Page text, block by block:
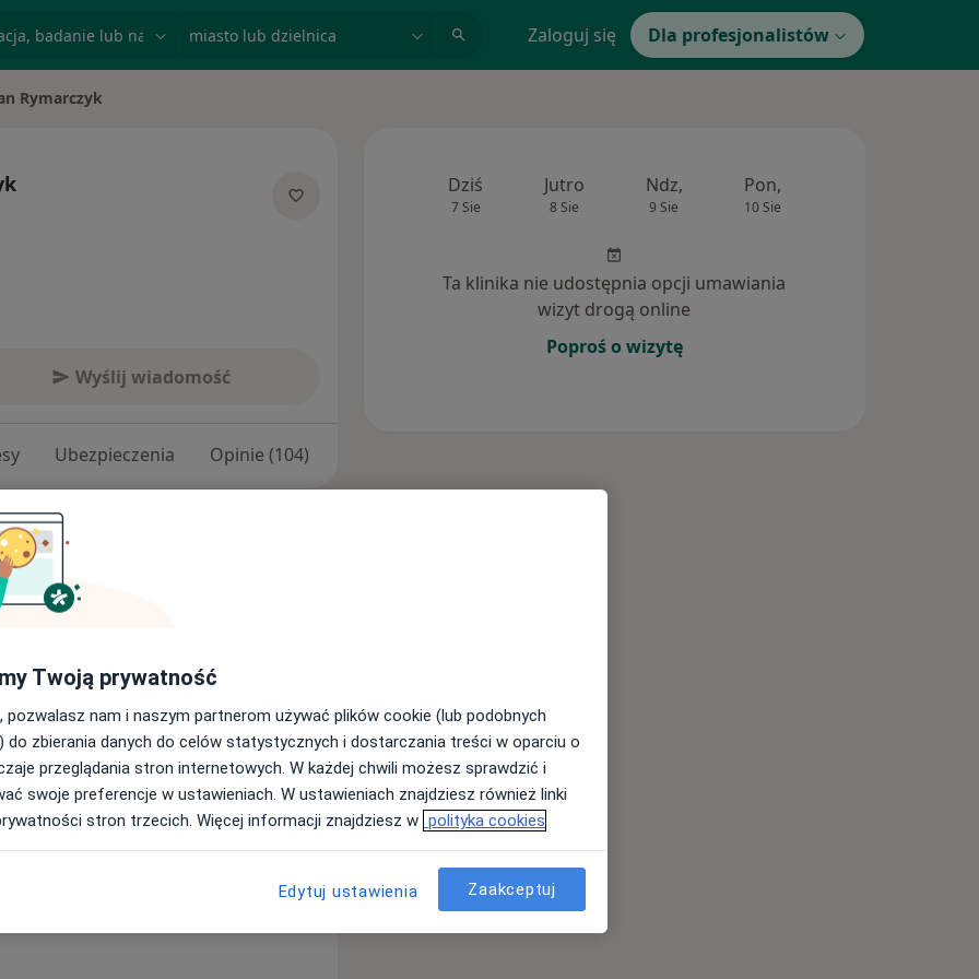
Zaloguj się Dla profesjonalistów
Rymarczyk
Wyślij wiadomość
Ubezpieczenia Opinie (104)
traumatolog
1997 roku (wydział lekarski); od
i traumatologii. Reprezentuje
kręgosłupa i stawu skokowego
endoprotezoplastyki stawów,
więzadeł, ścięgien; jest
w Polsce i na świecie.
ziemnego Davis Cup i Prokom
polskich medalistów sportowych
snowboard, kajakarstwo,
górscy). W październiku 2014 r.
Europejskiego Specjalisty
Dziś
7 Sie
Jutro
8 Sie
Ndz,
9 Sie
Pon,
10 Sie
Ta klinika nie udostępnia opcji umawiania
wizyt drogą online
Poproś o wizytę
Twoją prywatność
pozwalasz nam i naszym partnerom używać plików cookie (lub podobnych
do zbierania danych do celów statystycznych i dostarczania treści w oparciu o
przeglądania stron internetowych. W każdej chwili możesz sprawdzić i
swoje preferencje w ustawieniach. W ustawieniach znajdziesz również linki
stron trzecich. Więcej informacji znajdziesz w polityka cookies
Edytuj ustawienia Zaakceptuj